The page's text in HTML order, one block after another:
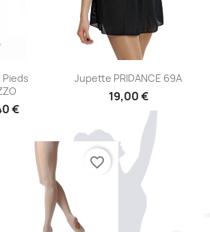
Pieds
€
Aperçu rapide
Jupette PRIDANCE 69A
19,00 €
favorite_border